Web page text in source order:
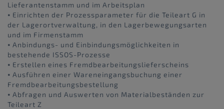
Lieferantenstamm und im Arbeitsplan
⦁ Einrichten der Prozessparameter für die Teileart G in
der Lagerortverwaltung, in den Lagerbewegungsarten
und im Firmenstamm
⦁ Anbindungs- und Einbindungsmöglichkeiten in
bestehende ISSOS-Prozesse
⦁ Erstellen eines Fremdbearbeitungslieferscheins
⦁ Ausführen einer Wareneingangsbuchung einer
Fremdbearbeitungsbestellung
⦁ Abfragen und Auswerten von Materialbeständen zur
Teileart Z